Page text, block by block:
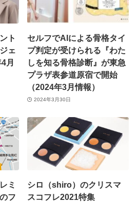
ト
ェ
月
セルフでAIによる骨格タイ
プ判定が受けられる『わた
しを知る骨格診断』が東急
プラザ表参道原宿で開始
（2024年3月情報）
2024年3月30日
ミ
フ
シロ（shiro）のクリスマ
スコフレ2021特集